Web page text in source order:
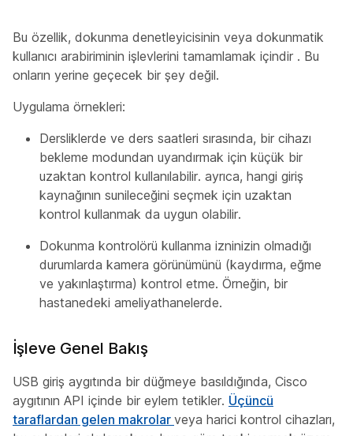
Bu özellik, dokunma denetleyicisinin veya dokunmatik
kullanıcı arabiriminin işlevlerini tamamlamak içindir . Bu
onların yerine geçecek bir şey değil.
Uygulama örnekleri:
Dersliklerde ve ders saatleri sırasında, bir cihazı
bekleme modundan uyandırmak için küçük bir
uzaktan kontrol kullanılabilir. ayrıca, hangi giriş
kaynağının sunileceğini seçmek için uzaktan
kontrol kullanmak da uygun olabilir.
Dokunma kontrolörü kullanma izninizin olmadığı
durumlarda kamera görünümünü (kaydırma, eğme
ve yakınlaştırma) kontrol etme. Örneğin, bir
hastanedeki ameliyathanelerde.
İşleve Genel Bakış
USB giriş aygıtında bir düğmeye basıldığında, Cisco
aygıtının API içinde bir eylem tetikler. Üçüncü
taraflardan gelen makrolar veya harici kontrol cihazları,